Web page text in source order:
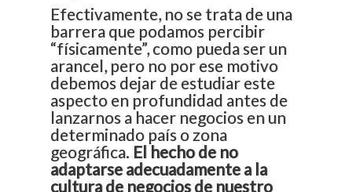
Efectivamente, no se trata de una
barrera que podamos percibir
“físicamente”, como pueda ser un
arancel, pero no por ese motivo
debemos dejar de estudiar este
aspecto en profundidad antes de
lanzarnos a hacer negocios en un
determinado país o zona
geográfica. El hecho de no
adaptarse adecuadamente a la
cultura de negocios de nuestro